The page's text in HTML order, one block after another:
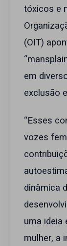
tóxicos e
(OIT)
em
exclusão
“Esses
vozes
dinâmica
uma ideia
mulher, a